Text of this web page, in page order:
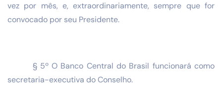
vez por mês, e, extraordinariamente, sempre que for
convocado por seu Presidente.
§ 5º O Banco Central do Brasil funcionará como
secretaria-executiva do Conselho.